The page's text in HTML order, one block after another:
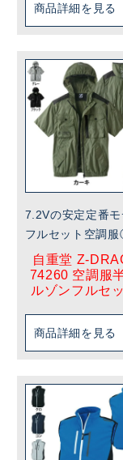
商品詳細を見る
7.2Vの安定定番
フルセット空調
自重堂 Z-
74260 空調服
ルゾンフルセ
商品詳細を見る